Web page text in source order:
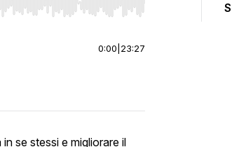
to jump to start or end. Hold shift to
0:00 23:27
se stessi e migliorare il